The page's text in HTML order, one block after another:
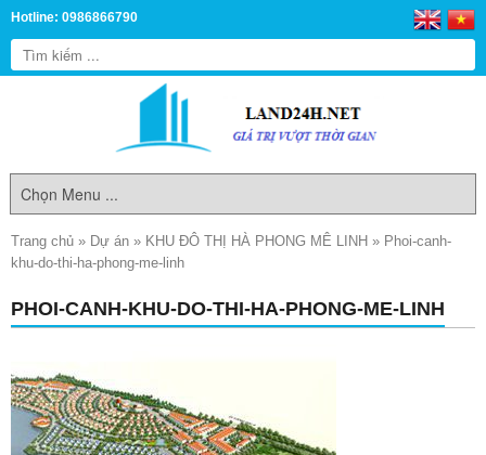
Hotline: 0986866790
Trang chủ » Dự án » KHU ĐÔ THỊ HÀ PHONG MÊ LINH » Phoi-canh-
khu-do-thi-ha-phong-me-linh
PHOI-CANH-KHU-DO-THI-HA-PHONG-ME-LINH